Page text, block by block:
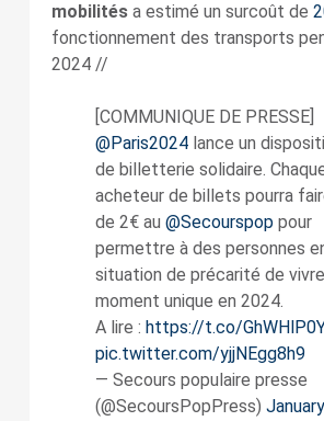
mobilitésa estimé un surcoût de
fonctionnement des transports
2024 //
[COMMUNIQUE DE PRESSE]
@Paris2024lance un
de billetterie solidaire.
acheteur de billets pourra
de 2€ au @Secourspoppour
permettre à des personnes
situation de précarité de
moment unique en 2024.
A lire : https://t.co/
pic.twitter.com/yjjNEgg8h9
— Secours populaire presse
(@SecoursPopPress)